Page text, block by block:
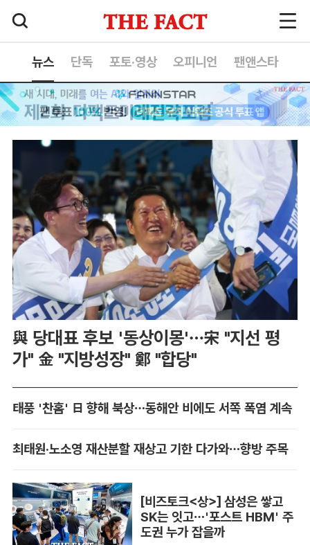
뉴스 단독 포토·영상 오피니언 팬앤스타
與 당대표 후보 '동상이몽'…宋 "지선 평
가" 金 "지방성장" 鄭 "합당"
태풍 '찬홈' 日 향해 북상…동해안 비에도 서쪽 폭염 계속
최태원·노소영 재산분할 재상고 기한 다가와…향방 주목
[비즈토크<상>] 삼성은 쌓고
SK는 잇고…'포스트 HBM' 주
도권 누가 잡을까